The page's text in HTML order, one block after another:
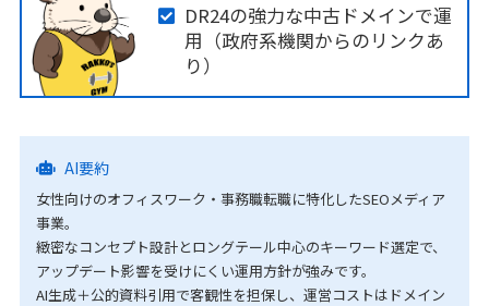
DR24の強力な中古ドメインで運
用（政府系機関からのリンクあ
り）
AI要約
女性向けのオフィスワーク・事務職転職に特化したSEOメディア
事業。
緻密なコンセプト設計とロングテール中心のキーワード選定で、
アップデート影響を受けにくい運用方針が強みです。
AI生成＋公的資料引用で客観性を担保し、運営コストはドメイン